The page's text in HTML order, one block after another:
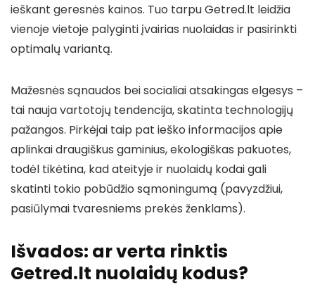
ieškant geresnės kainos. Tuo tarpu Getred.lt leidžia
vienoje vietoje palyginti įvairias nuolaidas ir pasirinkti
optimalų variantą.
Mažesnės sąnaudos bei socialiai atsakingas elgesys –
tai nauja vartotojų tendencija, skatinta technologijų
pažangos. Pirkėjai taip pat ieško informacijos apie
aplinkai draugiškus gaminius, ekologiškas pakuotes,
todėl tikėtina, kad ateityje ir nuolaidų kodai gali
skatinti tokio pobūdžio sąmoningumą (pavyzdžiui,
pasiūlymai tvaresniems prekės ženklams).
Išvados: ar verta rinktis
Getred.lt nuolaidų kodus?